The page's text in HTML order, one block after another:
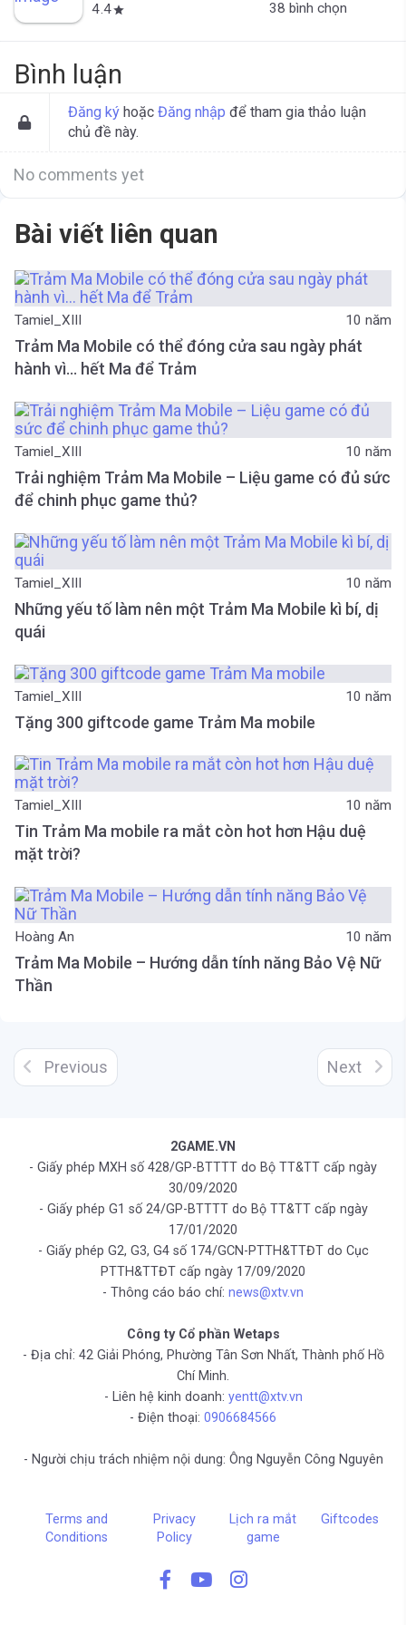
4.4star 38 bình chọn
Bình luận
Đăng ký hoặc Đăng nhập để tham gia thảo luận
chủ đề này.
No comments yet
Bài viết liên quan
Tamiel_XIII 10 năm
Trảm Ma Mobile có thể đóng cửa sau ngày phát
hành vì… hết Ma để Trảm
Tamiel_XIII 10 năm
Trải nghiệm Trảm Ma Mobile – Liệu game có đủ sức
để chinh phục game thủ?
Tamiel_XIII 10 năm
Những yếu tố làm nên một Trảm Ma Mobile kì bí, dị
quái
Tamiel_XIII 10 năm
Tặng 300 giftcode game Trảm Ma mobile
Tamiel_XIII 10 năm
Tin Trảm Ma mobile ra mắt còn hot hơn Hậu duệ
mặt trời?
Hoàng An 10 năm
Trảm Ma Mobile – Hướng dẫn tính năng Bảo Vệ Nữ
Thần
Previous Next
2GAME.VN
- Giấy phép MXH số 428/GP-BTTTT do Bộ TT&TT cấp ngày
30/09/2020
- Giấy phép G1 số 24/GP-BTTTT do Bộ TT&TT cấp ngày
17/01/2020
- Giấy phép G2, G3, G4 số 174/GCN-PTTH&TTĐT do Cục
PTTH&TTĐT cấp ngày 17/09/2020
- Thông cáo báo chí: news@xtv.vn
Công ty Cổ phần Wetaps
- Địa chỉ: 42 Giải Phóng, Phường Tân Sơn Nhất, Thành phố Hồ
Chí Minh.
- Liên hệ kinh doanh: yentt@xtv.vn
- Điện thoại: 0906684566
- Người chịu trách nhiệm nội dung: Ông Nguyễn Công Nguyên
Terms and
Conditions
Privacy
Policy
Lịch ra mắt
game
Giftcodes